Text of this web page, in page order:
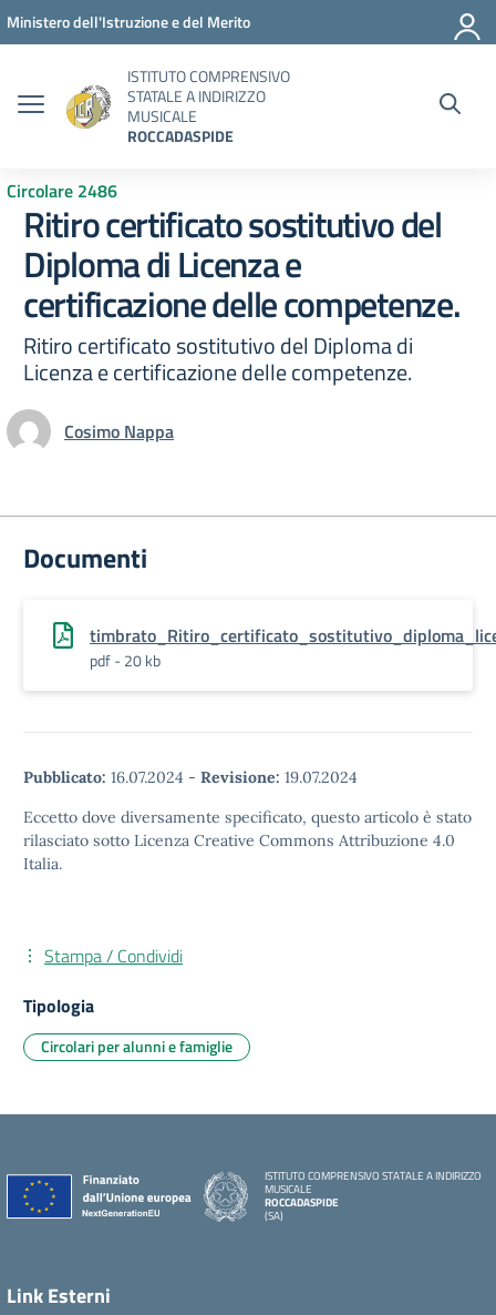
Vai ai contenuti
Vai al menu di navigazione
Vai al footer
Ministero dell'Istruzione e del Merito
ISTITUTO COMPRENSIVO
STATALE A INDIRIZZO
MUSICALE
ROCCADASPIDE
Circolare 2486
Ritiro certificato sostitutivo del
Diploma di Licenza e
certificazione delle competenze.
Ritiro certificato sostitutivo del Diploma di
Licenza e certificazione delle competenze.
Cosimo Nappa
Documenti
pdf - 20 kb
Pubblicato: 16.07.2024 - Revisione: 19.07.2024
Eccetto dove diversamente specificato, questo articolo è stato
rilasciato sotto Licenza Creative Commons Attribuzione 4.0
Italia.
Stampa / Condividi
Tipologia
Circolari per alunni e famiglie
ISTITUTO COMPRENSIVO STATALE A INDIRIZZO
MUSICALE
ROCCADASPIDE
(SA)
Link Esterni